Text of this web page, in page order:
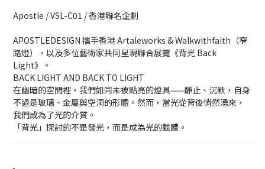
Apostle / VSL-C01 / 香港聯名企劃
APOSTLEDESIGN 攜手香港 Artaleworks & Walkwithfaith（窄
路燈），以及多位藝術家共同呈現聯合展覽《背光 Back
Light》。
BACK LIGHT AND BACK TO LIGHT
在幽暗的空間裡，我們如同未被點亮的燈具——靜止、沉默，自身
不過是玻璃、金屬與空洞的形體。然而，當光從背後悄然湧來，
我們成為了光的介質。
「背光」探討的不是發光，而是成為光的載體。